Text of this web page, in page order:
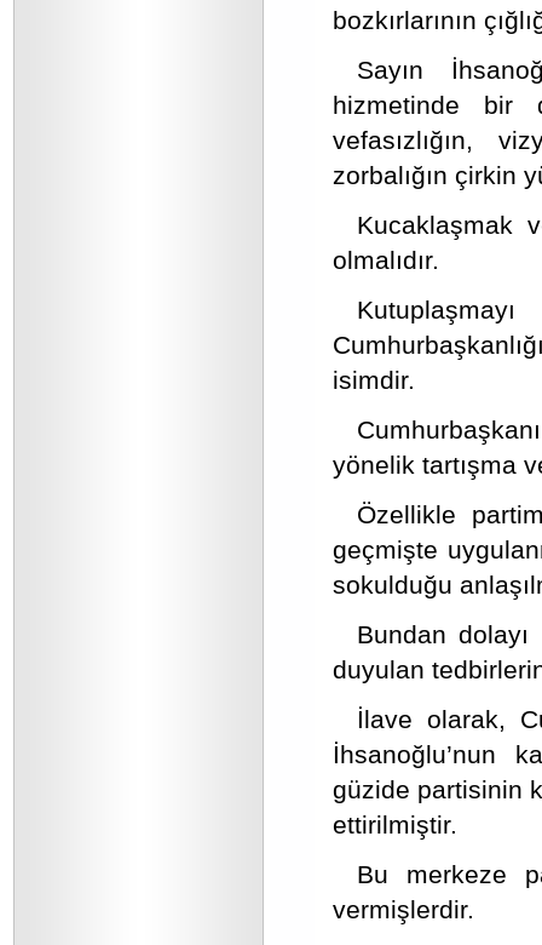
bozkırlarının
Sayın
hizmetinde bir
vefasızlığın,
zorbalığın çirkin
Kucaklaşmak
olmalıdır.
isimdir.
yönelik tartışma
Özellikle
geçmişte
sokulduğu
Bundan dolayı
duyulan
İlave olarak,
İhsanoğlu’nun
güzide partisinin
ettirilmiştir.
Bu merkeze
vermişlerdir.